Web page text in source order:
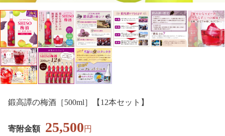
鍛高譚の梅酒［500ml］【12本セット】
寄附金額 25,500円